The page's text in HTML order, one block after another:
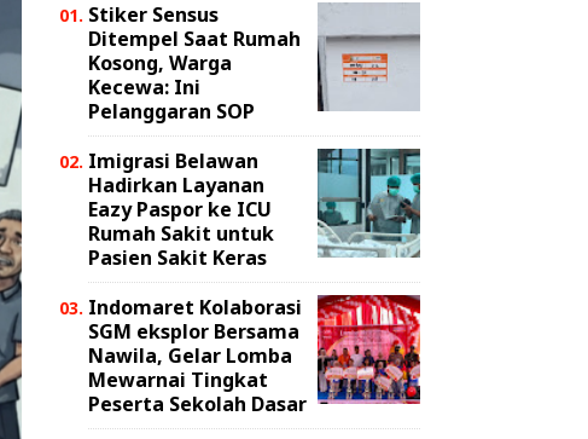
Stiker Sensus
Ditempel Saat Rumah
Kosong, Warga
Kecewa: Ini
Pelanggaran SOP
Imigrasi Belawan
Hadirkan Layanan
Eazy Paspor ke ICU
Rumah Sakit untuk
Pasien Sakit Keras
Indomaret Kolaborasi
SGM eksplor Bersama
Nawila, Gelar Lomba
Mewarnai Tingkat
Peserta Sekolah Dasar